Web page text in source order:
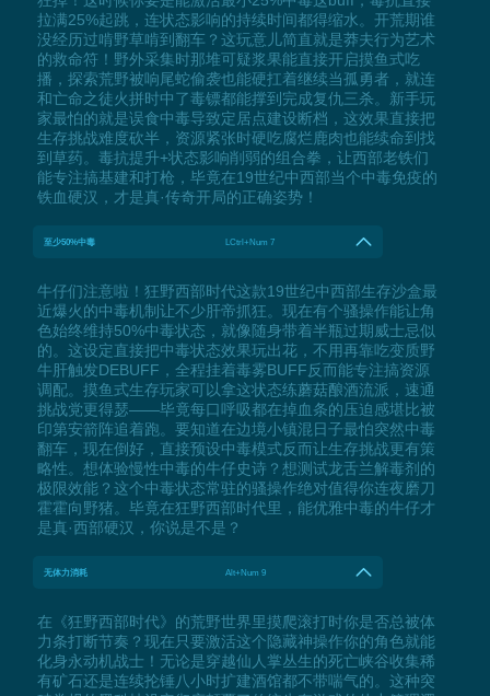
拉满25%起跳，连状态影响的持续时间都得缩水。开荒期谁
没经历过啃野草啃到翻车？这玩意儿简直就是莽夫行为艺术
的救命符！野外采集时那堆可疑浆果能直接开启摸鱼式吃
播，探索荒野被响尾蛇偷袭也能硬扛着继续当孤勇者，就连
和亡命之徒火拼时中了毒镖都能撑到完成复仇三杀。新手玩
家最怕的就是误食中毒导致定居点建设断档，这效果直接把
生存挑战难度砍半，资源紧张时硬吃腐烂鹿肉也能续命到找
到草药。毒抗提升+状态影响削弱的组合拳，让西部老铁们
能专注搞基建和打枪，毕竟在19世纪中西部当个中毒免疫的
铁血硬汉，才是真·传奇开局的正确姿势！
至少50%中毒 LCtrl+Num 7
牛仔们注意啦！狂野西部时代这款19世纪中西部生存沙盒最
近爆火的中毒机制让不少肝帝抓狂。现在有个骚操作能让角
色始终维持50%中毒状态，就像随身带着半瓶过期威士忌似
的。这设定直接把中毒状态效果玩出花，不用再靠吃变质野
牛肝触发DEBUFF，全程挂着毒雾BUFF反而能专注搞资源
调配。摸鱼式生存玩家可以拿这状态练蘑菇酿酒流派，速通
挑战党更得瑟——毕竟每口呼吸都在掉血条的压迫感堪比被
印第安箭阵追着跑。要知道在边境小镇混日子最怕突然中毒
翻车，现在倒好，直接预设中毒模式反而让生存挑战更有策
略性。想体验慢性中毒的牛仔史诗？想测试龙舌兰解毒剂的
极限效能？这个中毒状态常驻的骚操作绝对值得你连夜磨刀
霍霍向野猪。毕竟在狂野西部时代里，能优雅中毒的牛仔才
是真·西部硬汉，你说是不是？
无体力消耗 Alt+Num 9
在《狂野西部时代》的荒野世界里摸爬滚打时你是否总被体
力条打断节奏？现在只要激活这个隐藏神操作你的角色就能
化身永动机战士！无论是穿越仙人掌丛生的死亡峡谷收集稀
有矿石还是连续抡锤八小时扩建酒馆都不带喘气的。这种突